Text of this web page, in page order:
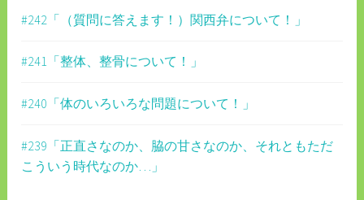
#242「（質問に答えます！）関西弁について！」
#241「整体、整骨について！」
#240「体のいろいろな問題について！」
#239「正直さなのか、脇の甘さなのか、それともただ
こういう時代なのか…」